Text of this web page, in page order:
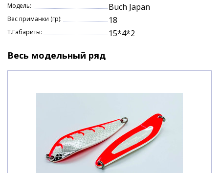
Модель: Buch Japan
Вес приманки (гр): 18
Т.Габариты: 15*4*2
Весь модельный ряд